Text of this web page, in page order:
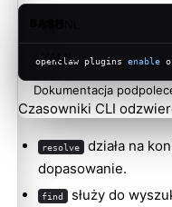
openclaw plugins enable
Czasowniki CLI
resolve
działa na
dopasowanie.
find
służy do
YAML
Dokumentacja
resolve <oc-path>
find <pattern>
set <oc-path> <value>